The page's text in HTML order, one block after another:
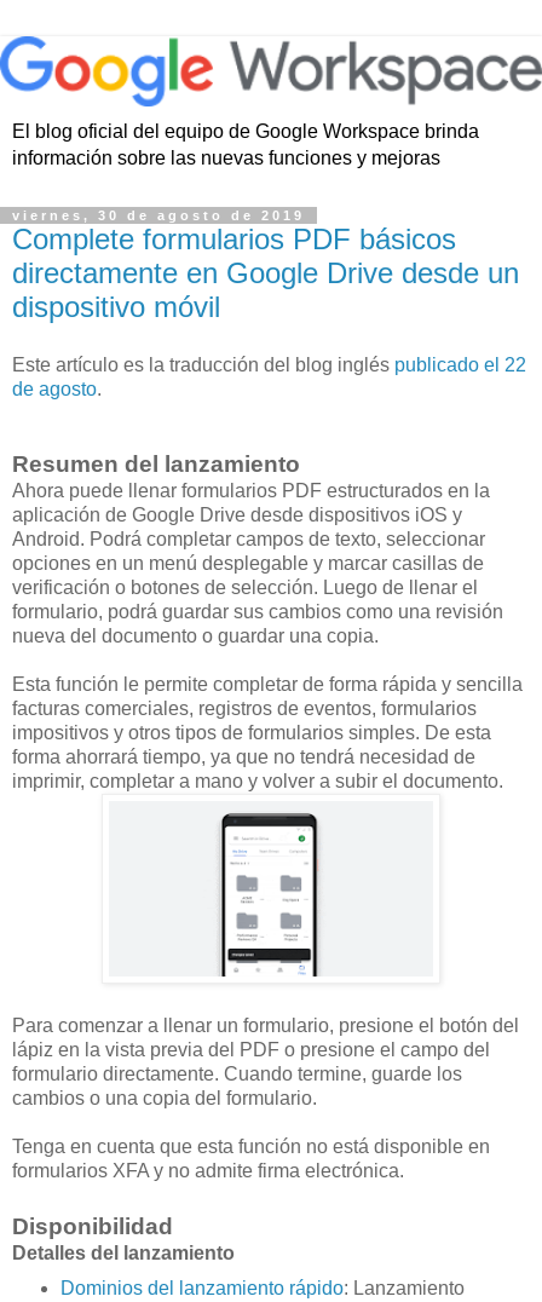
El blog oficial del equipo de Google Workspace brinda
información sobre las nuevas funciones y mejoras
viernes, 30 de agosto de 2019
Complete formularios PDF básicos
directamente en Google Drive desde un
dispositivo móvil
Este artículo es la traducción del blog inglés publicado el 22
de agosto.
Resumen del lanzamiento
Ahora puede llenar formularios PDF estructurados en la
aplicación de Google Drive desde dispositivos iOS y
Android. Podrá completar campos de texto, seleccionar
opciones en un menú desplegable y marcar casillas de
verificación o botones de selección. Luego de llenar el
formulario, podrá guardar sus cambios como una revisión
nueva del documento o guardar una copia.
Esta función le permite completar de forma rápida y sencilla
facturas comerciales, registros de eventos, formularios
impositivos y otros tipos de formularios simples. De esta
forma ahorrará tiempo, ya que no tendrá necesidad de
imprimir, completar a mano y volver a subir el documento.
Para comenzar a llenar un formulario, presione el botón del
lápiz en la vista previa del PDF o presione el campo del
formulario directamente. Cuando termine, guarde los
cambios o una copia del formulario.
Tenga en cuenta que esta función no está disponible en
formularios XFA y no admite firma electrónica.
Disponibilidad
Detalles del lanzamiento
Dominios del lanzamiento rápido: Lanzamiento